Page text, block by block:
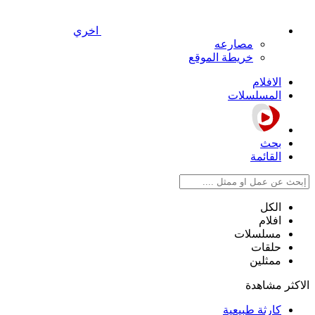
اخري
مصارعه
خريطة الموقع
الافلام
المسلسلات
بحث
القائمة
الكل
افلام
مسلسلات
حلقات
ممثلين
الاكثر مشاهدة
كارثة طبيعية